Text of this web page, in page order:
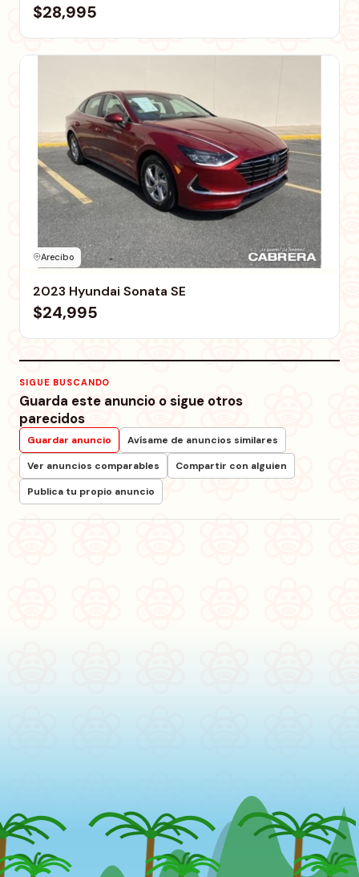
$28,995
Arecibo
2023 Hyundai Sonata SE
$24,995
SIGUE BUSCANDO
Guarda este anuncio o sigue otros
parecidos
Guardar anuncio
Avísame de anuncios similares
Ver anuncios comparables
Compartir con alguien
Publica tu propio anuncio